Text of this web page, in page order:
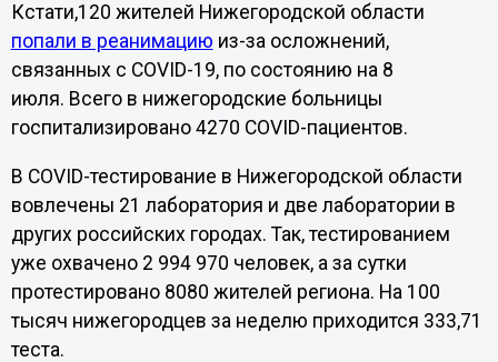
Кстати,120 жителей Нижегородской области
попали в реанимацию из-за осложнений,
связанных с COVID-19, по состоянию на 8
июля. Всего в нижегородские больницы
госпитализировано 4270 COVID-пациентов.
В COVID-тестирование в Нижегородской области
вовлечены 21 лаборатория и две лаборатории в
других российских городах. Так, тестированием
уже охвачено 2 994 970 человек, а за сутки
протестировано 8080 жителей региона. На 100
тысяч нижегородцев за неделю приходится 333,71
теста.